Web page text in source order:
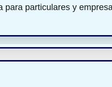
para particulares y